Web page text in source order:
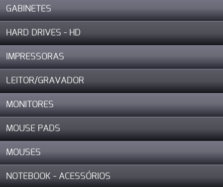
GABINETES
HARD DRIVES - HD
IMPRESSORAS
LEITOR/GRAVADOR
MONITORES
MOUSE PADS
MOUSES
NOTEBOOK - ACESSÓRIOS